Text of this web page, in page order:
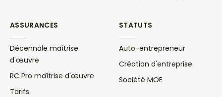
ASSURANCES
Décennale maîtrise
d'œuvre
RC Pro maîtrise d'œuvre
Tarifs
STATUTS
Auto-entrepreneur
Création d'entreprise
Société MOE